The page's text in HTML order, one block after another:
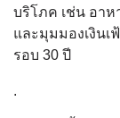
บริโภค เช่น อาห
และมุมมองเงินเ
รอบ 30 ปี
.